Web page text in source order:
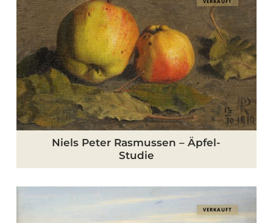
Peter
Rasmussen
–
Äpfel-
Studie
Niels Peter Rasmussen – Äpfel-
Studie
Frederik
Lange
VERKAUFT